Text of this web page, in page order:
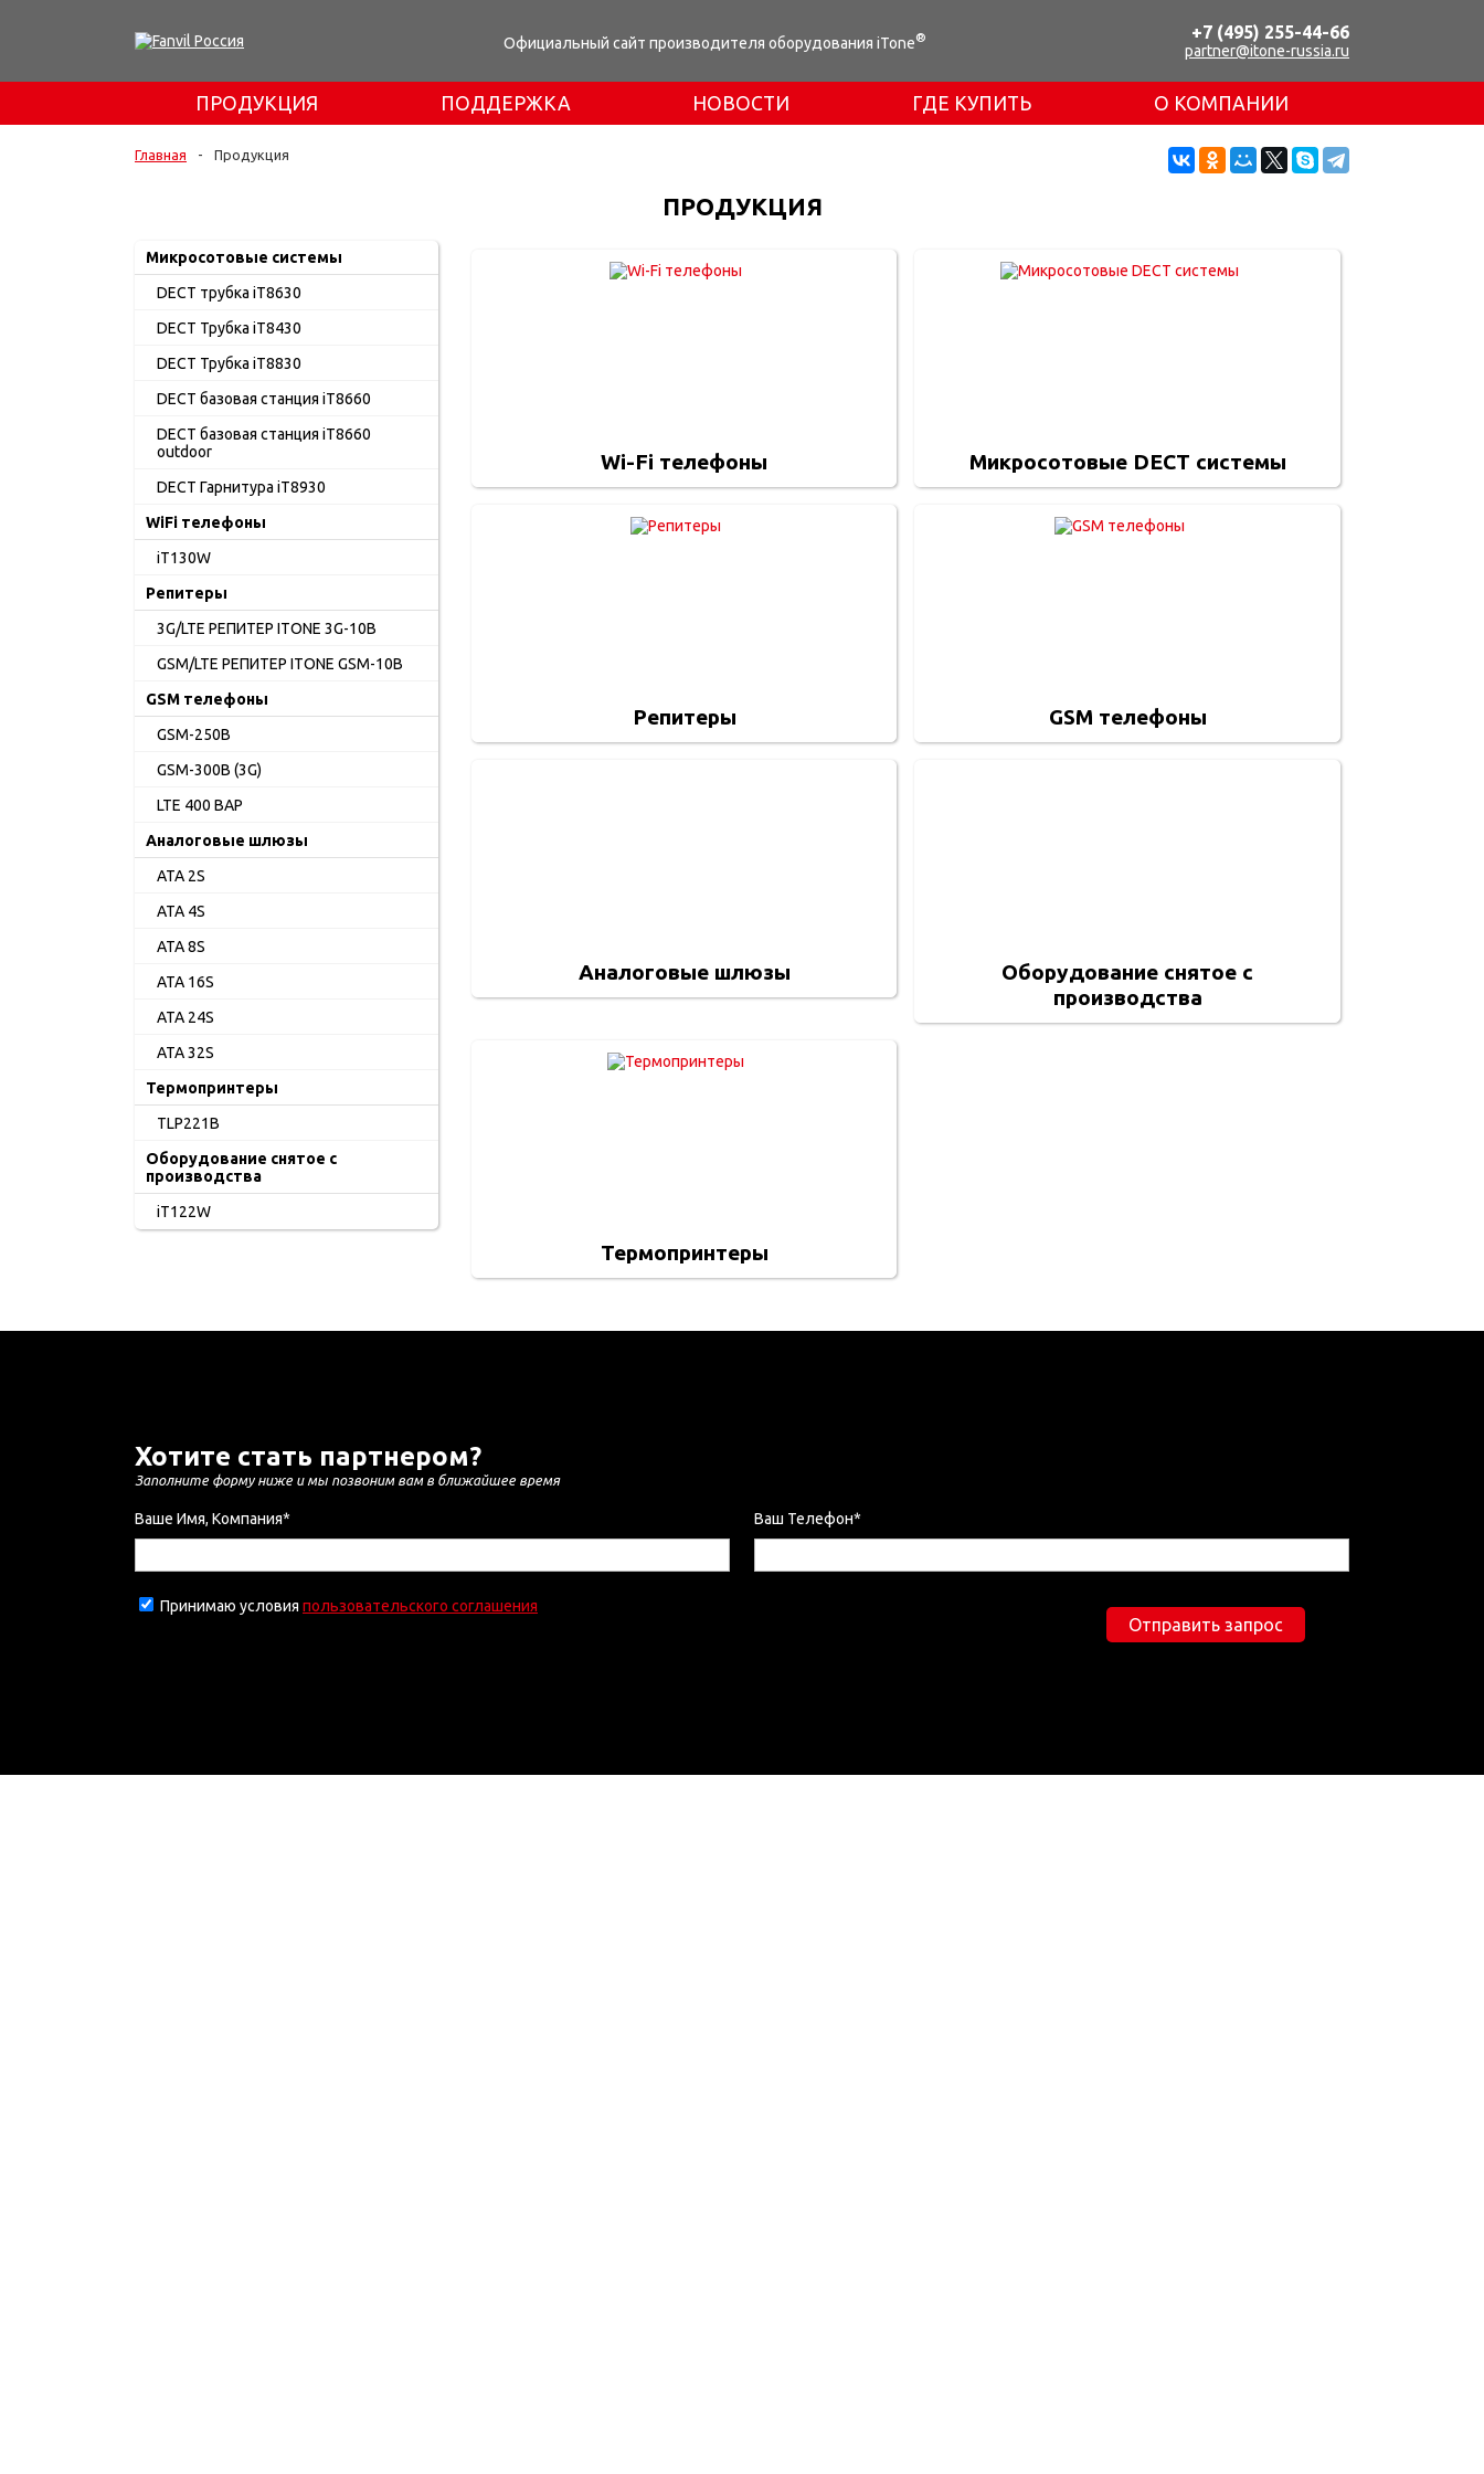
Официальный сайт производителя оборудования iTone® +7 (495) 255-44-66
partner@itone-russia.ru
ПРОДУКЦИЯ ПОДДЕРЖКА НОВОСТИ ГДЕ КУПИТЬ О КОМПАНИИ
Главная - Продукция
ПРОДУКЦИЯ
Микросотовые системы
DECT трубка iT8630
DECT Трубка iT8430
DECT Трубка iT8830
DECT базовая станция iT8660
DECT базовая станция iT8660
outdoor
DECT Гарнитура iT8930
WiFi телефоны
iT130W
Репитеры
3G/LTE РЕПИТЕР ITONE 3G-10B
GSM/LTE РЕПИТЕР ITONE GSM-10B
GSM телефоны
GSM-250B
GSM-300B (3G)
LTE 400 BAP
Аналоговые шлюзы
ATA 2S
ATA 4S
ATA 8S
ATA 16S
ATA 24S
ATA 32S
Термопринтеры
TLP221B
Оборудование снятое с
производства
iT122W
Wi-Fi телефоны Микросотовые DECT системы
Репитеры GSM телефоны
Аналоговые шлюзы
Оборудование снятое с
производства
Термопринтеры
Хотите стать партнером?
Заполните форму ниже и мы позвоним вам в ближайшее время
Ваше Имя, Компания* Ваш Телефон*
Принимаю условия пользовательского соглашения
Отправить запрос